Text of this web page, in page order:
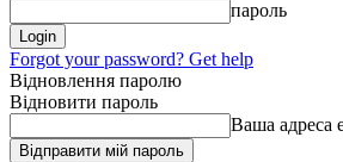
пароль
Forgot your password? Get help
Відновлення паролю
Відновити пароль
Ваша адреса